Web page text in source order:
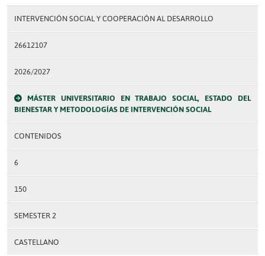
INTERVENCIÓN SOCIAL Y COOPERACIÓN AL DESARROLLO
26612107
2026/2027
MÁSTER UNIVERSITARIO EN TRABAJO SOCIAL, ESTADO DEL
BIENESTAR Y METODOLOGÍAS DE INTERVENCIÓN SOCIAL
CONTENIDOS
6
150
SEMESTER 2
CASTELLANO